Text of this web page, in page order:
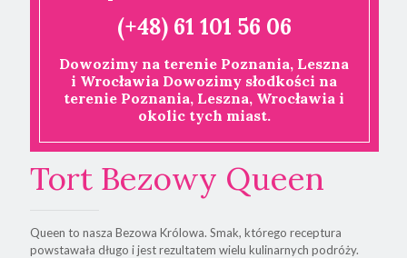
(+48) 61 101 56 06
Dowozimy na terenie Poznania, Leszna
i Wrocławia Dowozimy słodkości na
terenie Poznania, Leszna, Wrocławia i
okolic tych miast.
Tort Bezowy Queen
Queen to nasza Bezowa Królowa. Smak, którego receptura
powstawała długo i jest rezultatem wielu kulinarnych podróży.